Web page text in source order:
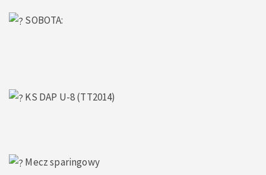
SOBOTA:
KS DAP U-8 (TT2014)
Mecz sparingowy